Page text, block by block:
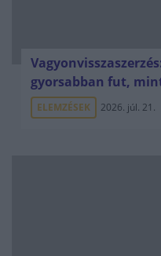
gyorsabban fut,
ELEMZÉSEK 2026. júl. 21.